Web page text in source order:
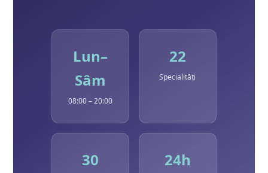
Lun–
Sâm
08:00 – 20:00
22
Specialități
30
24h